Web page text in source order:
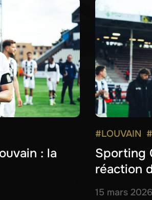
: la
#LOUVAIN
Sporting
réaction
15 mars 2026